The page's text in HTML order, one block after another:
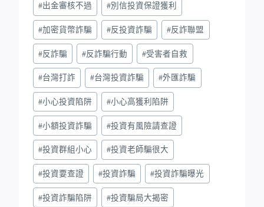
#出金審核不過 #別信投資保證獲利
#加密貨幣詐騙 #反投資詐騙 #反詐聯盟
#反詐騙 #反詐騙行動 #受害者自救
#台灣打詐 #台灣投資詐騙 #外匯詐騙
#小心投資陷阱 #小心高獲利陷阱
#小額投資詐騙 #投資有風險請查證
#投資群組小心 #投資老師騙很大
#投資要查證 #投資詐騙 #投資詐騙曝光
#投資詐騙陷阱 #投資騙局大揭密